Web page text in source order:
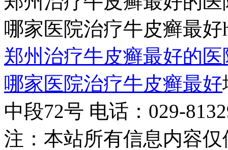
哪家医院治疗牛皮癣最好
郑州治疗牛皮癣最好的
哪家医院治疗牛皮癣最好
中段72号 电话：029-
注：本站所有信息内容